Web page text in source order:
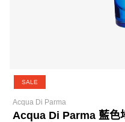
SALE
Acqua Di Parma
Acqua Di Parma 藍色